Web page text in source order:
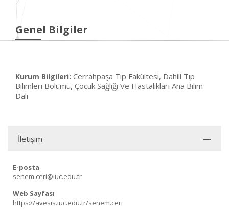
Genel Bilgiler
Kurum Bilgileri: Cerrahpaşa Tıp Fakültesi, Dahili Tıp
Bilimleri Bölümü, Çocuk Sağlığı Ve Hastalıkları Ana Bilim
Dalı
İletişim
E-posta
senem.ceri@iuc.edu.tr
Web Sayfası
https://avesis.iuc.edu.tr/senem.ceri